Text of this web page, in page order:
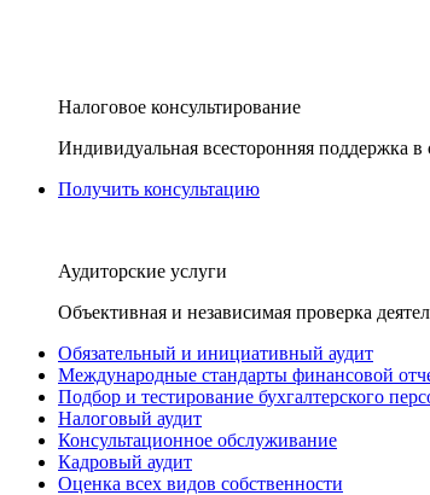
Налоговое консультирование
Индивидуальная всесторонняя поддержка
Получить консультацию
Аудиторские услуги
Объективная и независимая проверка
Обязательный и инициативный аудит
Международные стандарты финансовой
Подбор и тестирование бухгалтерского
Налоговый аудит
Консультационное обслуживание
Кадровый аудит
Оценка всех видов собственности